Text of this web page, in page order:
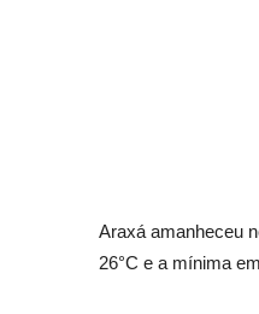
Araxá amanheceu
26°C e a mínima